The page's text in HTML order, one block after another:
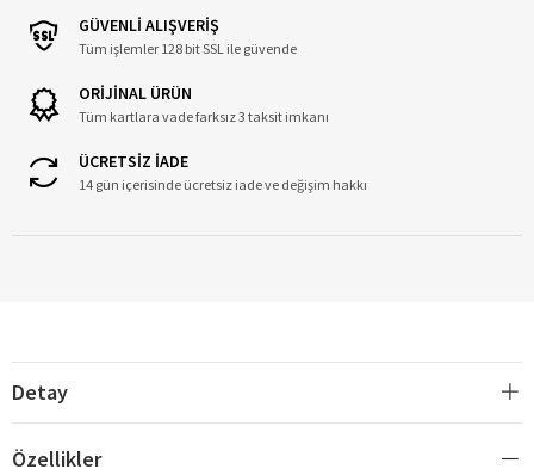
GÜVENLİ ALIŞVERİŞ
Tüm işlemler 128 bit SSL ile güvende
ORİJİNAL ÜRÜN
Tüm kartlara vade farksız 3 taksit imkanı
ÜCRETSİZ İADE
14 gün içerisinde ücretsiz iade ve değişim hakkı
Detay
Özellikler